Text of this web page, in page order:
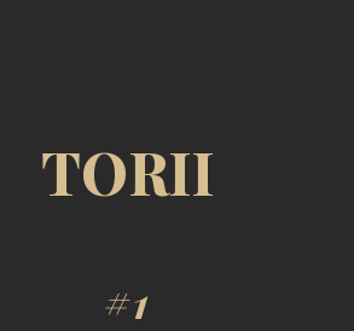
TORII
#1